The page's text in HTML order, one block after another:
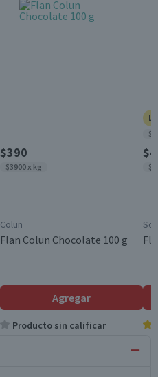
$390
$3900 x kg
Colun
Flan Colun Chocolate 100 g
Agregar
Producto sin calificar